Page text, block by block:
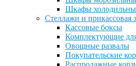
Шкафы
Стеллажи и прикассовая
Кассовые боксы
Комплектующие
Овощные развалы
Покупательские
Распродажные